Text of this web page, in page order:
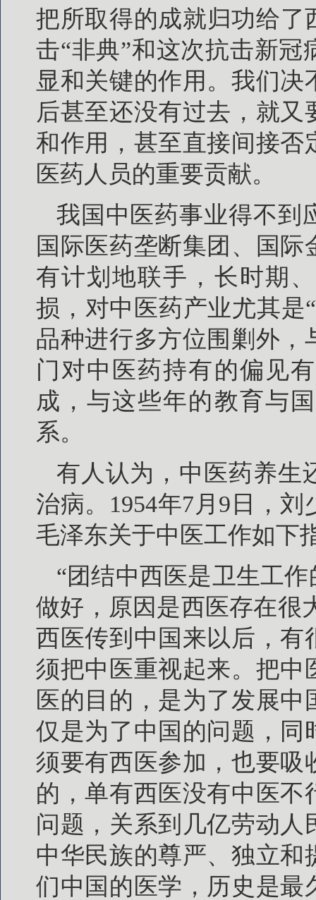
把所取得的成就归功给了
击“非典”和这次抗击新
显和关键的作用。我们
后甚至还没有过去，就
和作用，甚至直接间接否
医药人员的重要贡献。
我国中医药事业得不到
国际医药垄断集团、国
有计划地联手，长时期
损，对中医药产业尤其是
品种进行多方位围剿外
门对中医药持有的偏见
成，与这些年的教育与
系。
有人认为，中医药养生
治病。1954年7月9日，
毛泽东关于中医工作如下
“团结中西医是卫生工
做好，原因是西医存在很
西医传到中国来以后，有
须把中医重视起来。把中
医的目的，是为了发展
仅是为了中国的问题，同
须要有西医参加，也要吸
的，单有西医没有中医
问题，关系到几亿劳动
中华民族的尊严、独立
们中国的医学，历史是最